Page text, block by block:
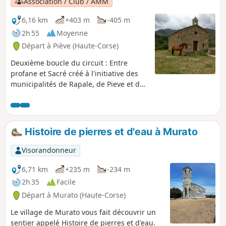
6,16 km
+403 m
-405 m
2h 55
Moyenne
Départ à Piève (Haute-Corse)
Deuxième boucle du circuit : Entre
profane et Sacré créé à l'initiative des
municipalités de Rapale, de Pieve et de
de communication qui reliaient les trois
villages. Ce parcours n'a rien à envier au
précédent en matière de découverte du
patrimoine : statues-menhirs, lavoirs,
fontaines, ruelles pavées, sentiers
communaux bordés de murs, voilà pour
le côté profane.Le patrimoine sacré est
quant à lui remarquable avec les églises
San Quilico de Piève, San Filippu Neri de
Sorio et les chapelles.Le retour de Sorio
à Pieve, en balcon au-dessus de la
plaine du Nebbiu et du golfe de Saint
Histoire de pierres et d'eau à Murato
Visorandonneur
6,71 km
+235 m
-234 m
2h 35
Facile
Départ à Murato (Haute-Corse)
Le village de Murato vous fait découvrir un
sentier appelé Histoire de pierres et d'eau.